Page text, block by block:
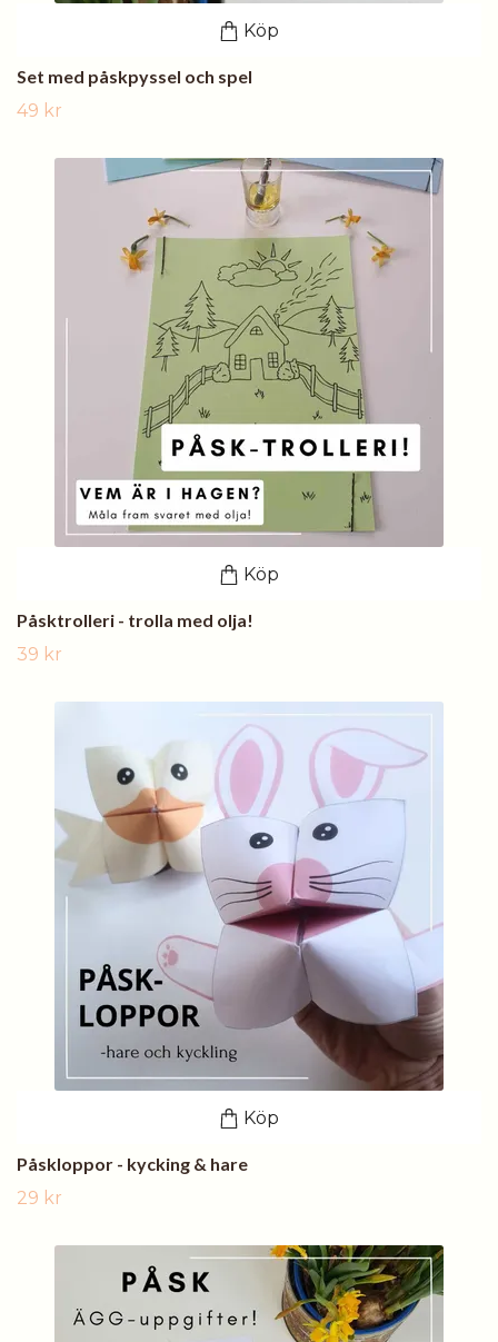
Köp
Set med påskpyssel och spel
49 kr
Köp
Påsktrolleri - trolla med olja!
39 kr
Köp
Påskloppor - kycking & hare
29 kr